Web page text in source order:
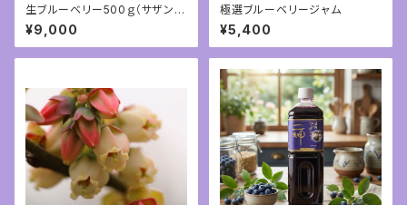
生ブルーベリー500ｇ（サザンハ
イブッシュ）限定商品
¥9,000
極選ブルーベリージャム
¥5,400